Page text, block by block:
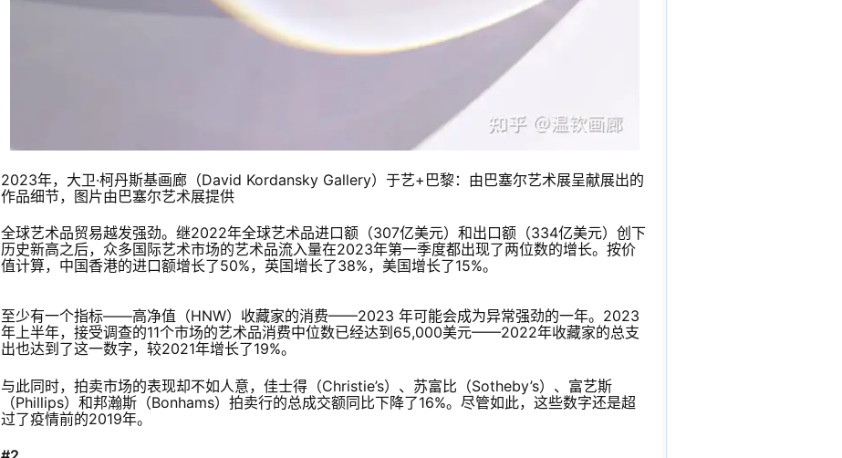
2023年，大卫·柯丹斯基画廊（David Kordansky Gallery）于艺+巴黎：由巴塞尔艺术展呈献展出的
作品细节，图片由巴塞尔艺术展提供
全球艺术品贸易越发强劲。继2022年全球艺术品进口额（307亿美元）和出口额（334亿美元）创下
历史新高之后，众多国际艺术市场的艺术品流入量在2023年第一季度都出现了两位数的增长。按价
值计算，中国香港的进口额增长了50%，英国增长了38%，美国增长了15%。
至少有一个指标——高净值（HNW）收藏家的消费——2023 年可能会成为异常强劲的一年。2023
年上半年，接受调查的11个市场的艺术品消费中位数已经达到65,000美元——2022年收藏家的总支
出也达到了这一数字，较2021年增长了19%。
与此同时，拍卖市场的表现却不如人意，佳士得（Christie’s）、苏富比（Sotheby’s）、富艺斯
（Phillips）和邦瀚斯（Bonhams）拍卖行的总成交额同比下降了16%。尽管如此，这些数字还是超
过了疫情前的2019年。